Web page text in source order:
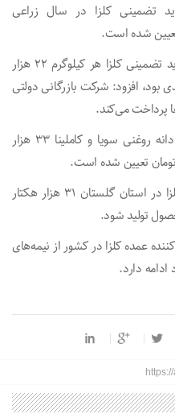
تضمینی کلزا در سال زراعی
منصوری با بیان اینکه قیمت قبلی خرید تضمینی کلزا هر کیلوگرم ۲۲ هزار
بود، افزود: شرکت بازرگانی دولتی
پرداخت می‌کند.
وی اضافه کرد: قیمت خرید تضمینی دانه روغنی سویا و کاملینا ۳۳ هزار
سال زراعی جاری، سطح زیر کشت کلزا در استان گلستان ۳۱ هزار هکتار
عمده کلزا در کشور از نیمه‌های
دارد.